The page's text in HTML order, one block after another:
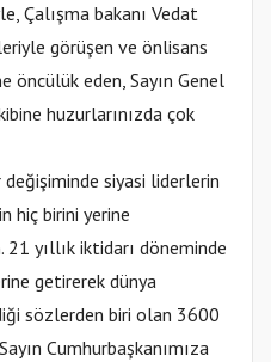
Çalışma bakanı Vedat
görüşen ve önlisans
öncülük eden, Sayın Genel
huzurlarınızda çok
siyasi liderlerin
hiç birini yerine
yıllık iktidarı döneminde
getirerek dünya
sözlerden biri olan 3600
Cumhurbaşkanımıza